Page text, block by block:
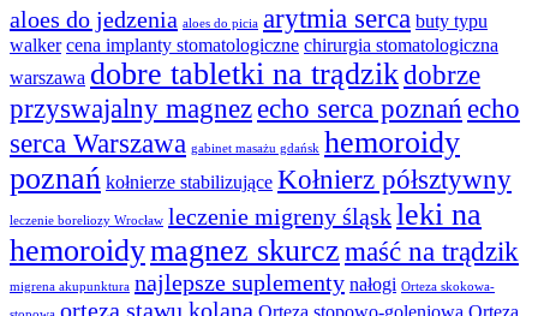
aloes do jedzenia aloes do picia arytmia serca buty typu
walker cena implanty stomatologiczne chirurgia stomatologiczna
warszawa dobre tabletki na trądzikdobrze
przyswajalny magnezecho serca poznań echo
serca Warszawa gabinet masażu gdańsk hemoroidy
poznań kołnierze stabilizujące Kołnierz półsztywny
leczenie boreliozy Wrocław leczenie migreny śląskleki na
hemoroidymagnez skurczmaść na trądzik
migrena akupunktura najlepsze suplementy nałogi Orteza skokowa-
orteza stawu kolana Orteza stopowo-goleniowa Orteza